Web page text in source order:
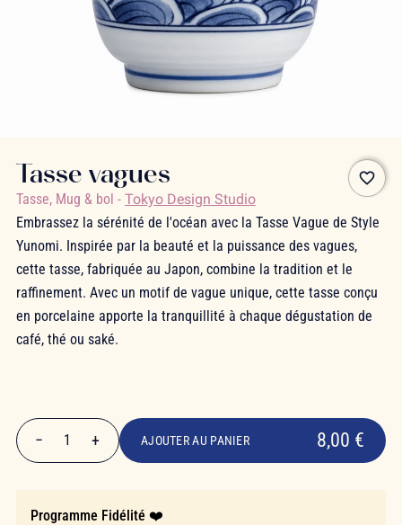
favorite_border
Tasse vagues
Tasse, Mug & bol - Tokyo Design Studio
Embrassez la sérénité de l'océan avec la Tasse Vague de Style
Yunomi. Inspirée par la beauté et la puissance des vagues,
cette tasse, fabriquée au Japon, combine la tradition et le
raffinement. Avec un motif de vague unique, cette tasse conçu
en porcelaine apporte la tranquillité à chaque dégustation de
café, thé ou saké.
8,00 €
− 1 + AJOUTER AU PANIER 8,00 €
Programme Fidélité ❤️